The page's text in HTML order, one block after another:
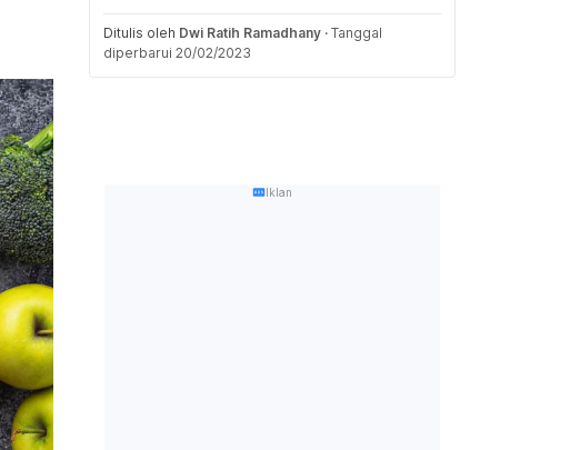
Ditulis oleh Dwi Ratih Ramadhany · Tanggal
diperbarui 20/02/2023
Iklan